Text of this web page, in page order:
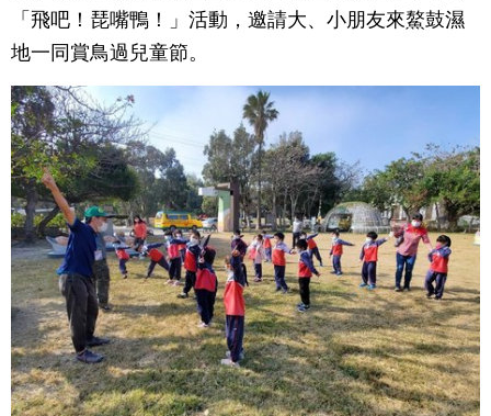
「飛吧！琵嘴鴨！」活動，邀請大、小朋友來鰲鼓濕
地一同賞鳥過兒童節。